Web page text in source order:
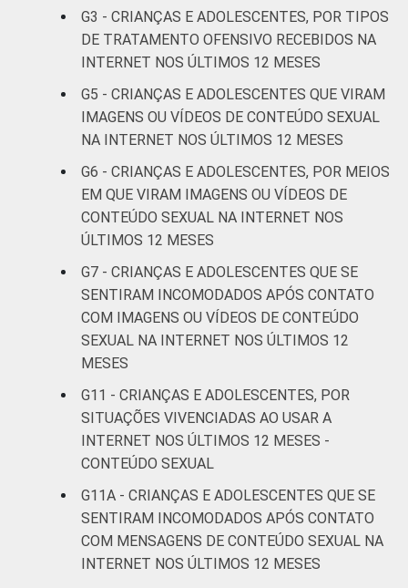
RESPONSÁVEIS
I
Fundamental
II
Médio ou
7
FAIXA ETÁRIA
DA CRIANÇA
OU DO
ADOLESCENTE
De 9 a 10
anos
-
De 11 a 12
anos
1
anos
5
De 15 a 17
anos
RENDA
Até 1 SM
SM até 2 SM
4
Mais de 2
G3 - CRIANÇAS E ADOLESCENTES, POR TIPOS
DE TRATAMENTO OFENSIVO RECEBIDOS NA
INTERNET NOS ÚLTIMOS 12 MESES
G5 - CRIANÇAS E ADOLESCENTES QUE VIRAM
IMAGENS OU VÍDEOS DE CONTEÚDO SEXUAL
NA INTERNET NOS ÚLTIMOS 12 MESES
G6 - CRIANÇAS E ADOLESCENTES, POR MEIOS
EM QUE VIRAM IMAGENS OU VÍDEOS DE
CONTEÚDO SEXUAL NA INTERNET NOS
ÚLTIMOS 12 MESES
G7 - CRIANÇAS E ADOLESCENTES QUE SE
SENTIRAM INCOMODADOS APÓS CONTATO
COM IMAGENS OU VÍDEOS DE CONTEÚDO
SEXUAL NA INTERNET NOS ÚLTIMOS 12
MESES
G11 - CRIANÇAS E ADOLESCENTES, POR
SITUAÇÕES VIVENCIADAS AO USAR A
INTERNET NOS ÚLTIMOS 12 MESES -
CONTEÚDO SEXUAL
G11A - CRIANÇAS E ADOLESCENTES QUE SE
SENTIRAM INCOMODADOS APÓS CONTATO
COM MENSAGENS DE CONTEÚDO SEXUAL NA
INTERNET NOS ÚLTIMOS 12 MESES